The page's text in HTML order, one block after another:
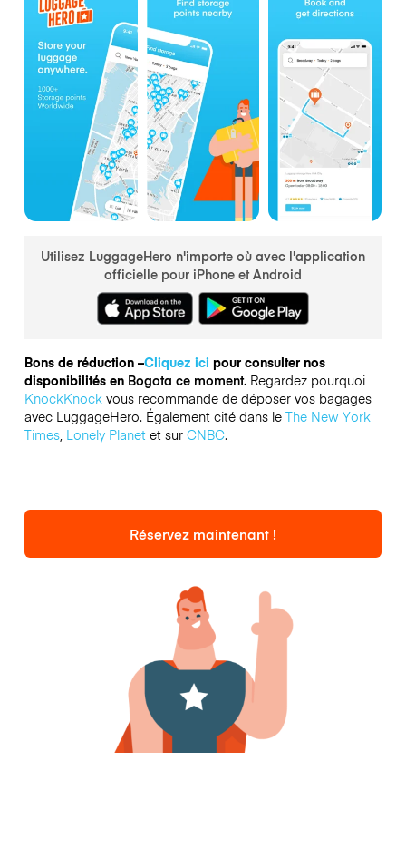
Utilisez LuggageHero n'importe où avec l'application
officielle pour iPhone et Android
Bons de réduction –Cliquez ici pour consulter nos
disponibilités en Bogota ce moment. Regardez pourquoi
KnockKnockvous recommande de déposer vos bagages
avec LuggageHero. Également cité dans le The New York
Times, Lonely Planetet sur CNBC.
Réservez maintenant !